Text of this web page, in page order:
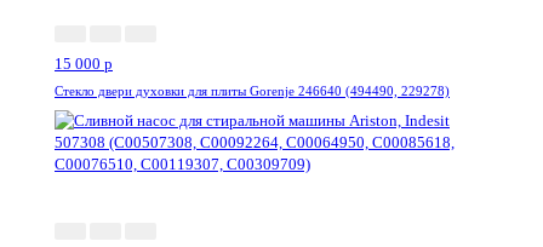
15 000 p
Стекло двери духовки для плиты Gorenje 246640 (494490, 229278)